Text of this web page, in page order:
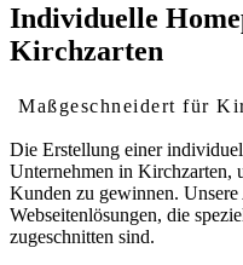
Individuelle
Kirchzarten
Maßgeschneidert für
Die Erstellung einer
Unternehmen in Kirchzarten,
Kunden zu gewinnen.
Webseitenlösungen, die
zugeschnitten sind.